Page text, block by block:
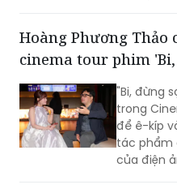
phát triển
trong thời
Hoàng Phương Thảo
cinema tour phim
"Bi, đừng sợ!", trở lại màn
trong
để ê-kíp
tác phẩm
của điện